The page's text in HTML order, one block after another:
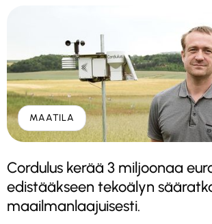
MAATILA
Cordulus kerää 3 miljoonaa
edistääkseen tekoälyn
maailmanlaajuisesti.